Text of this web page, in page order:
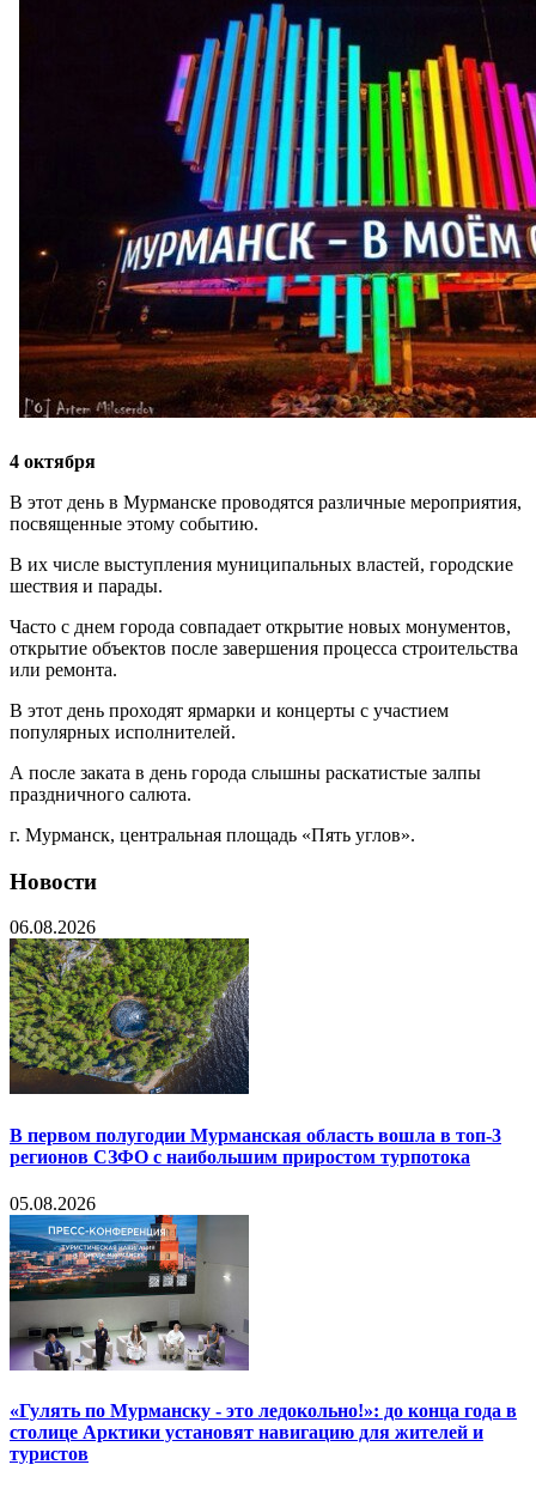
4 октября
В этот день в Мурманске проводятся различные мероприятия,
посвященные этому событию.
В их числе выступления муниципальных властей, городские
шествия и парады.
Часто с днем города совпадает открытие новых монументов,
открытие объектов после завершения процесса строительства
или ремонта.
В этот день проходят ярмарки и концерты с участием
популярных исполнителей.
А после заката в день города слышны раскатистые залпы
праздничного салюта.
г. Мурманск, центральная площадь «Пять углов».
Новости
06.08.2026
В первом полугодии Мурманская область вошла в топ-3
регионов СЗФО с наибольшим приростом турпотока
05.08.2026
«Гулять по Мурманску - это ледокольно!»: до конца года в
столице Арктики установят навигацию для жителей и
туристов